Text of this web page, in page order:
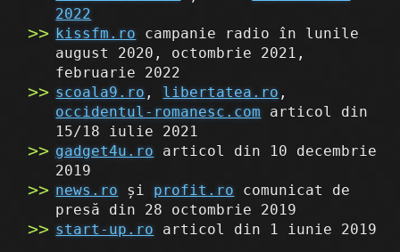
2022
kissfm.ro campanie radio în lunile
august 2020, octombrie 2021,
februarie 2022
scoala9.ro , libertatea.ro ,
occidentul-romanesc.com articol din
15/18 iulie 2021
gadget4u.ro articol din 10 decembrie
2019
news.ro șiprofit.ro comunicat de
presă din 28 octombrie 2019
start-up.ro articol din 1 iunie 2019